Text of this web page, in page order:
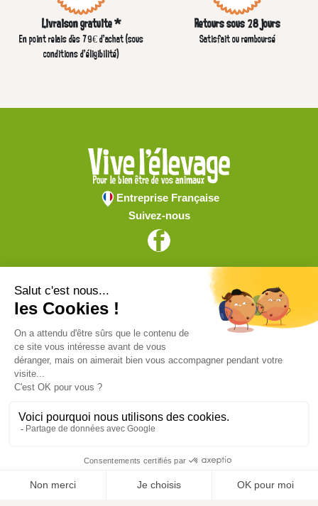
Livraison gratuite *
En point relais dès 79€ d’achat (sous
conditions d'éligibilité)
Retours sous 28 jours
Satisfait ou remboursé
Entreprise Française
Suivez-nous
Vive l'élevage
Achat en ligne
Services
Aide & Conseils
© ViveLelevage 2026